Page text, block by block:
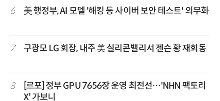
6 美 행정부, AI 모델 '해킹 등 사이버 보안 테스트' 의무화
7 구광모 LG 회장, 내주 美 실리콘밸리서 젠슨 황 재회동
8
[르포] 정부 GPU 7656장 운영 최전선…'NHN 팩토리
X' 가보니